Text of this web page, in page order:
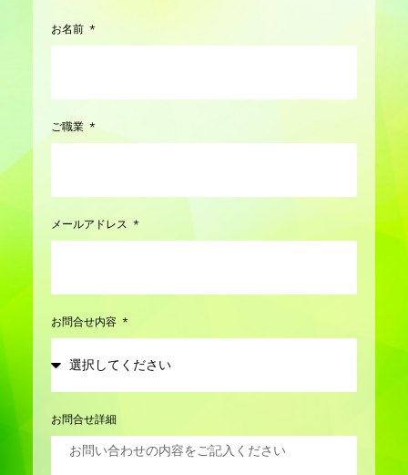
お名前
ご職業
メールアドレス
お問合せ内容
お問合せ詳細